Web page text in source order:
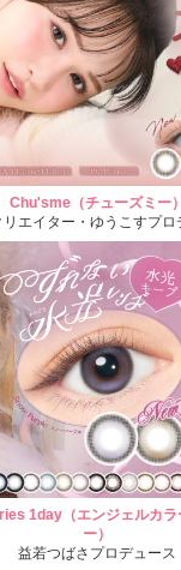
Chu'sme（チューズミー）
リエイター・ゆうこすプロ
1day（エンジェルカラ
ー）
益若つばさプロデュース